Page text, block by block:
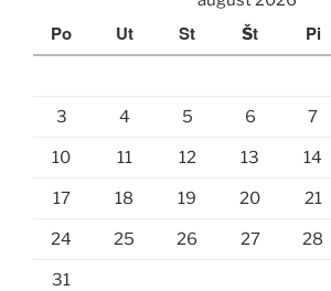
Po Ut St Št Pi
3 4 5 6 7
10 11 12 13 14
17 18 19 20 21
24 25 26 27 28
31